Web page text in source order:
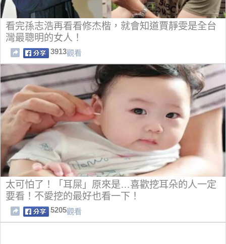
看完孫志浩再看看修杰楷，就會知道賈靜雯是全台
灣最聰明的女人！
3913觀看
太可怕了！「耳屎」原來是…喜歡挖耳朵的人一定
要看！不愛挖的最好也看一下！
5205觀看